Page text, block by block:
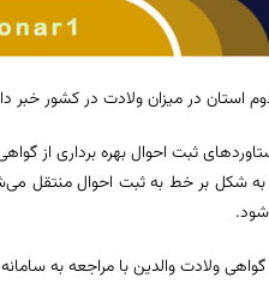
استان در میزان ولادت در کشور خبر
ثبت احوال بهره برداری از
ولادت والدین با مراجعه به